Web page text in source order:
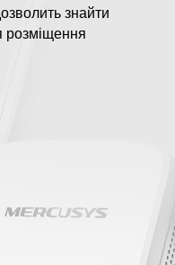
знайти
розміщення